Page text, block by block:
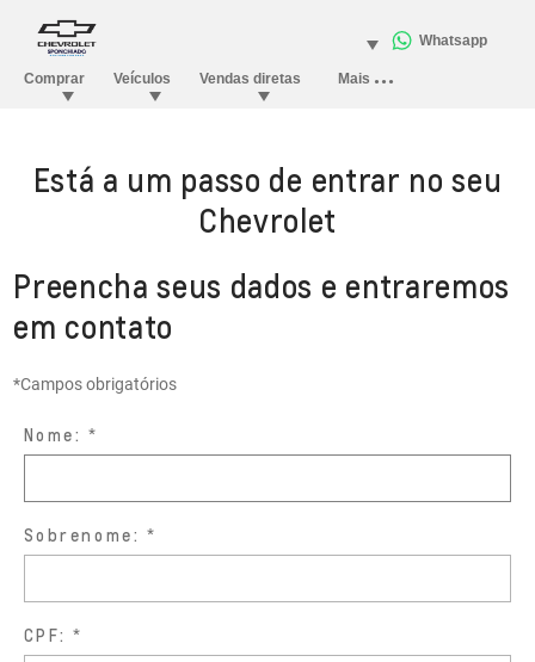
Está a um passo de entrar no seu
Chevrolet
Preencha seus dados e entraremos
em contato
*Campos obrigatórios
Nome:
Sobrenome:
CPF: